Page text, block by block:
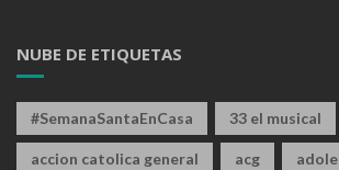
NUBE DE ETIQUETAS
#SemanaSantaEnCasa 33 el musical
accion catolica general acg